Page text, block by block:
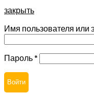
закрыть
Имя пользователя или
Пароль*
Войти